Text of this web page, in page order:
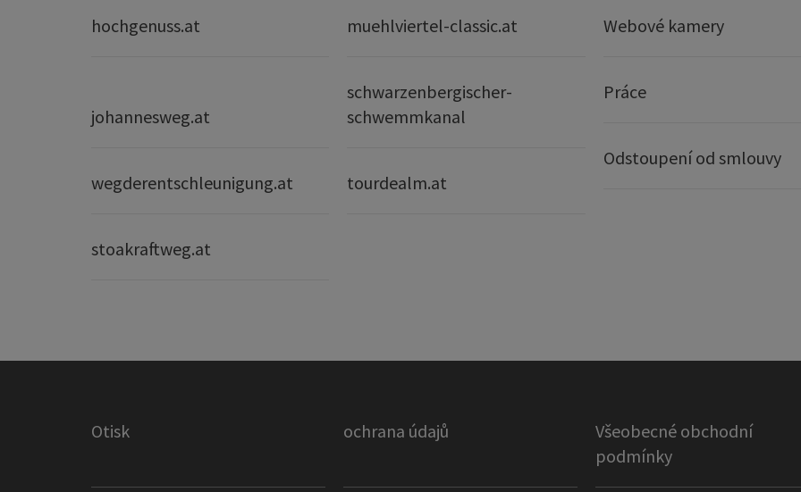
hochgenuss.at muehlviertel-classic.at
johannesweg.at
schwarzenbergischer-
schwemmkanal
wegderentschleunigung.at tourdealm.at
stoakraftweg.at
Webové kamery
Práce
Odstoupení od smlouvy
Otisk ochrana údajů
Všeobecné obchodní
podmínky